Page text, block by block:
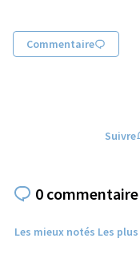
Commentaire
Suivre
0 commentaire
Les mieux notés Les